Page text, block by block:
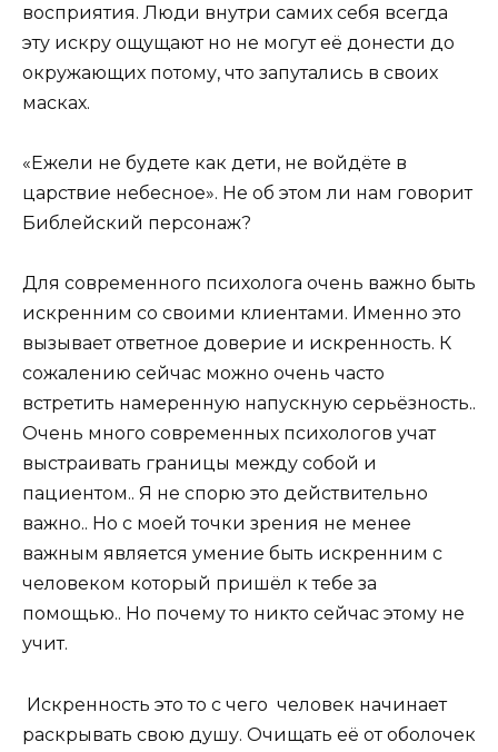
восприятия. Люди внутри самих себя всегда
эту искру ощущают но не могут её донести до
окружающих потому, что запутались в своих
масках.
«Ежели не будете как дети, не войдёте в
царствие небесное». Не об этом ли нам говорит
Библейский персонаж?
Для современного психолога очень важно быть
искренним со своими клиентами. Именно это
вызывает ответное доверие и искренность. К
сожалению сейчас можно очень часто
встретить намеренную напускную серьёзность..
Очень много современных психологов учат
выстраивать границы между собой и
пациентом.. Я не спорю это действительно
важно.. Но с моей точки зрения не менее
важным является умение быть искренним с
человеком который пришёл к тебе за
помощью.. Но почему то никто сейчас этому не
учит.
Искренность это то с чего человек начинает
раскрывать свою душу. Очищать её от оболочек